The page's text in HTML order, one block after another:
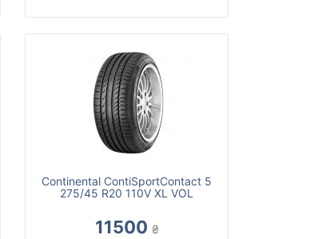
Continental ContiSportContact 5
275/45 R20 110V XL VOL
11500 ₴